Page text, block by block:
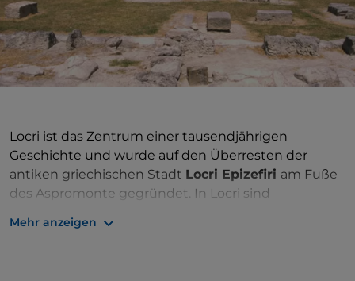
Locri ist das Zentrum einer tausendjährigen
Geschichte und wurde auf den Überresten der
antiken griechischen Stadt Locri Epizefiri am Fuße
des Aspromonte gegründet. In Locri sind
antiken Vergangenheit erhalten, darunter das
Mehr anzeigen